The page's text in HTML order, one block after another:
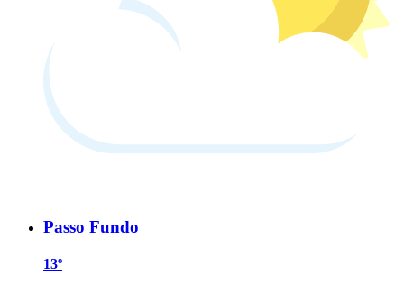
Passo Fundo
13º